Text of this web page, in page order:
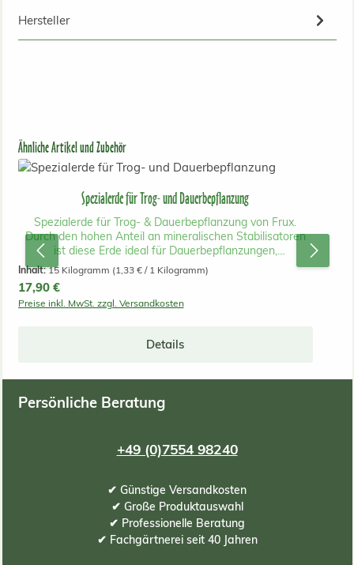
Hersteller
Produktgalerie überspringen
Ähnliche Artikel und Zubehör
Spezialerde für Trog- und Dauerbepflanzung
Spezialerde für Trog- & Dauerbepflanzung von Frux.
Durch den hohen Anteil an mineralischen Stabilisatoren
ist diese Erde ideal für Dauerbepflanzungen,
Innenraumbegrünungen und die Bepflanzung von
Großgefäßen mit Pflanzeinsatz und
Bewässerungssystem geeignet. Die Erde ist so
zusammengesetzt, dass sie langfristig nicht
ebenso als strukturstabiler Unterbau in Hochbeeten zu
Inhalt:15 Kilogramm (1,33 € / 1 Kilogramm)
Regulärer Preis:
17,90 €
Preise inkl. MwSt. zzgl. Versandkosten
Details
Persönliche Beratung
+49 (0)7554 98240
✔ Günstige Versandkosten
✔ Große Produktauswahl
✔ Professionelle Beratung
✔ Fachgärtnerei seit 40 Jahren